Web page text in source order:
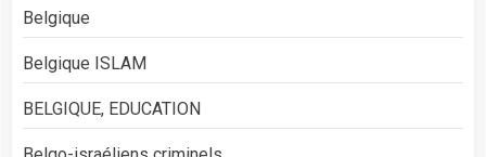
Belgique
Belgique ISLAM
BELGIQUE, EDUCATION